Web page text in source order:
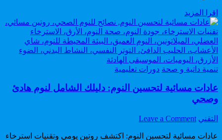
لتحسين
جودة
النوم
اقرا المزيد
النوم:
الأسباب،
التأثيرات،
والحلول
العملية
لتحسين
النوم
Posted
تنمية داتية و صحة دورات تعليمية
عادات مسائية لتحسين النوم: دليلك الشامل لنوم هادئ
وصحي
Author:
التقني Leave a Comment
on
مسائية
عادات مسائية لتحسين النوم: اكتشف روتين يومي وتقنيات استرخاء